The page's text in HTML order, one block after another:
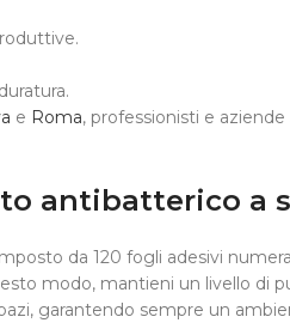
e Roma, professionisti e
antibatterico a
da 120 fogli adesivi
modo, mantieni un livello di
garantendo sempre un